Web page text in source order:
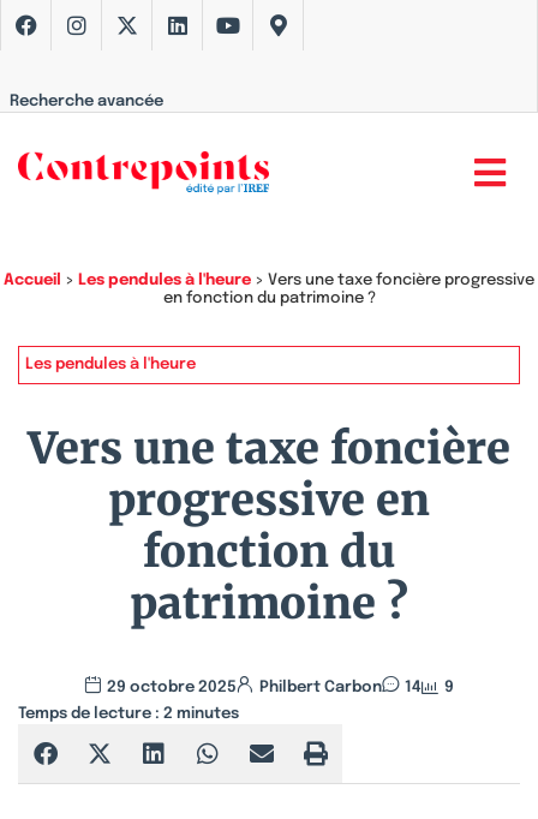
Recherche avancée
Accueil > Les pendules à l'heure > Vers une taxe foncière progressive
en fonction du patrimoine ?
Les pendules à l'heure
Vers une taxe foncière
progressive en
fonction du
patrimoine ?
29 octobre 2025 Philbert Carbon 14
9
Temps de lecture : 2 minutes